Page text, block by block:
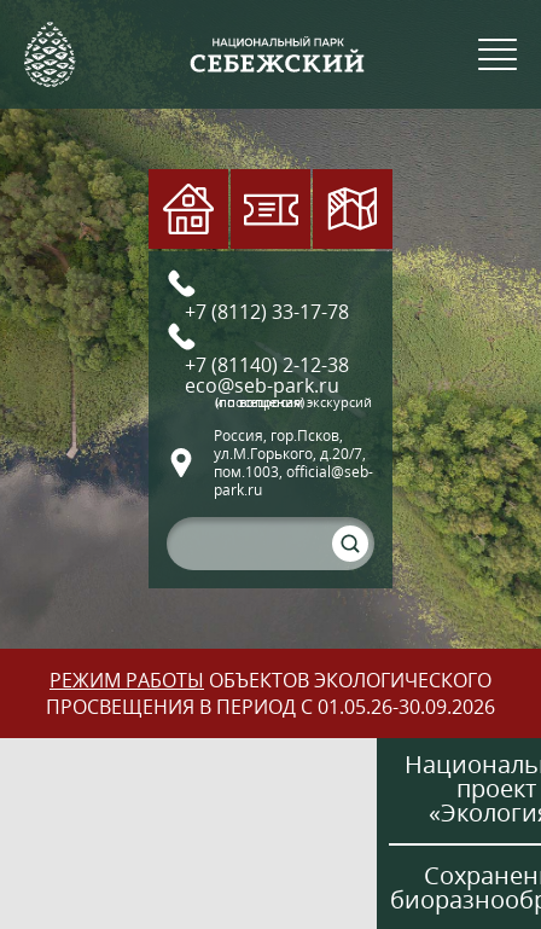
+7 (8112) 33-17-78
+7 (81140) 2-12-38
eco@seb-park.ru
(по вопросам экскурсий и посещения)
Россия, гор.Псков,
ул.М.Горького, д.20/7,
пом.1003, official@seb-
park.ru
РЕЖИМ РАБОТЫ ОБЪЕКТОВ ЭКОЛОГИЧЕСКОГО
ПРОСВЕЩЕНИЯ В ПЕРИОД С 01.05.26-30.09.2026
проект